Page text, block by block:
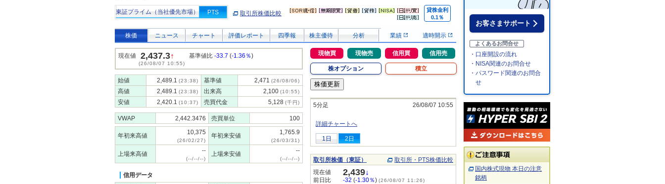
東証プライム（当社優先市場） PTS 取引所株価比較
貸株金利
0.1％
株価 ニュース チャート 評価レポート 四季報 株主優待 分析 業績 適時開示
現在値 2,437.3↑
(26/08/07 10:55)
基準値比 -33.7 (-1.36％)
始値 2,489.1 (23:38) 基準値 2,471 (26/08/06)
高値 2,489.1 (23:38) 出来高 2,100 (10:55)
安値 2,420.1 (10:37) 売買代金 5,128 (千円)
VWAP 2,442.3476 売買単位 100
年初来高値 10,375
(26/02/27)
年初来安値 1,765.9
(26/03/31)
上場来高値 --
(--/--/--)
上場来安値 --
(--/--/--)
信用データ
現物買 現物売 信用買 信用売
株オプション 積立
5分足 26/08/07 10:55
詳細チャートへ
1日 2日
取引所株価（東証）
取引所・PTS株価比較
現在値
2,439↓
前日比 -32 (-1.30％) (26/08/07 11:26)
お客さまサポート
よくあるお問合せ
・口座開設の流れ
・NISA関連のお問合せ
・パスワード関連のお問合
せ
国内株式現物 本日の注意
銘柄